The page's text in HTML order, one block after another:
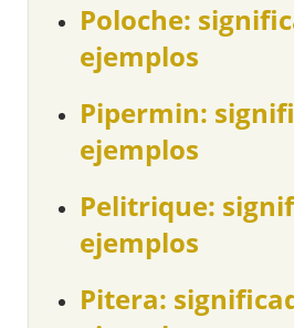
Poloche:
ejemplos
Pipermin:
ejemplos
Pelitrique:
ejemplos
Pitera: